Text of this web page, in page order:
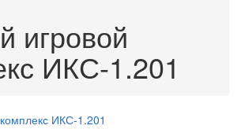
игровой
ИКС-1.201